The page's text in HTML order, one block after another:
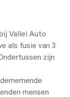
Vallei Auto
als fusie van 3
zijn
mensen